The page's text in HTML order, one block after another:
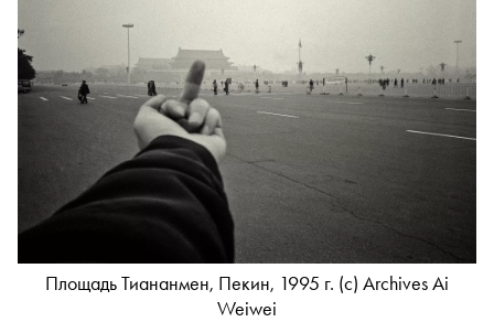
Площадь Тиананмен, Пекин, 1995 г. (c) Archives Ai
Weiwei